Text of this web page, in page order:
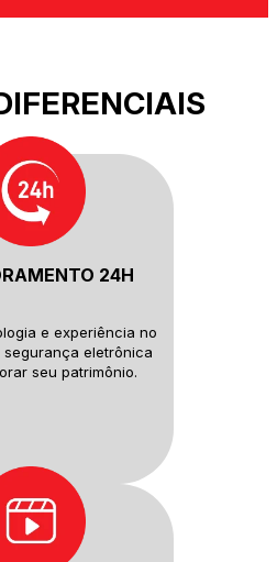
24H
e experiência no
segurança eletrônica
seu patrimônio.